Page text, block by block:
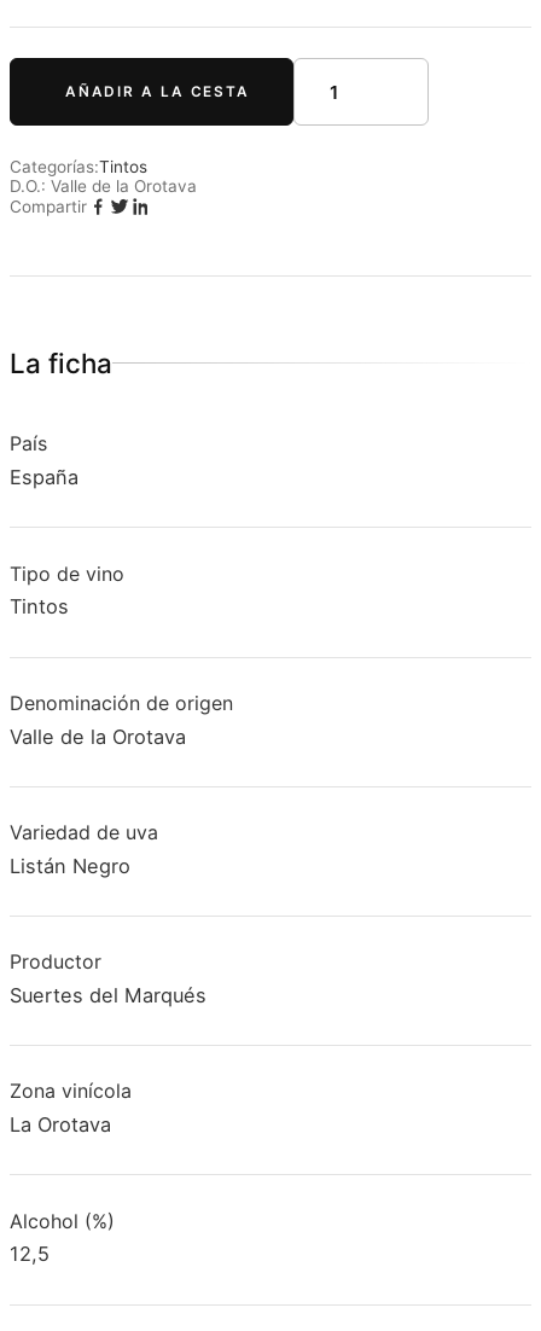
AÑADIR A LA CESTA
Categorías:Tintos
D.O.: Valle de la Orotava
Compartir
La ficha
País
España
Tipo de vino
Tintos
Denominación de origen
Valle de la Orotava
Variedad de uva
Listán Negro
Productor
Suertes del Marqués
Zona vinícola
La Orotava
Alcohol (%)
12,5